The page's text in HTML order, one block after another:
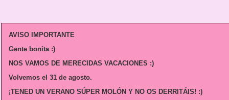
AVISO IMPORTANTE
Gente bonita :)
NOS VAMOS DE MERECIDAS VACACIONES :)
Volvemos el 31 de agosto.
¡TENED UN VERANO SÚPER MOLÓN Y NO OS DERRITÁIS! :)